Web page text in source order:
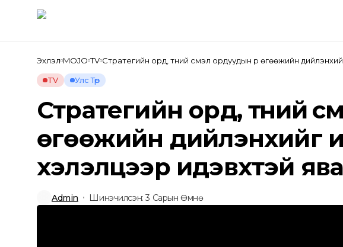
Эхлэл MOJO TV Стратегийн орд, түүний үүсмэл ордуудын үр өгөөжийн
TV
Улс Төр
Стратегийн орд, түүний
өгөөжийн дийлэнхийг
хэлэлцээр идэвхтэй
Admin Шинэчилсэн: 3 Сарын Өмнө